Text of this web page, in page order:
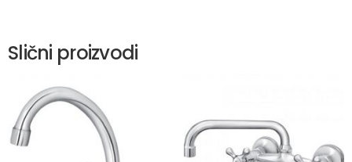
Slični proizvodi